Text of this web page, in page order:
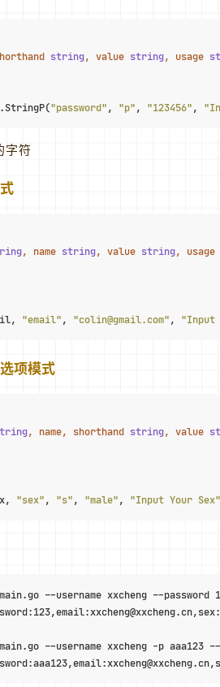
string, value string, usage
"password" , "p" , "123456" ,
字符
, name string, value string, usage
"email" , "colin@gmail.com" , "Input
项模式
, name, shorthand string, value
"sex" , "s" , "male" , "Input Your Sex"
--username xxcheng --password
--username xxcheng -p aaa123